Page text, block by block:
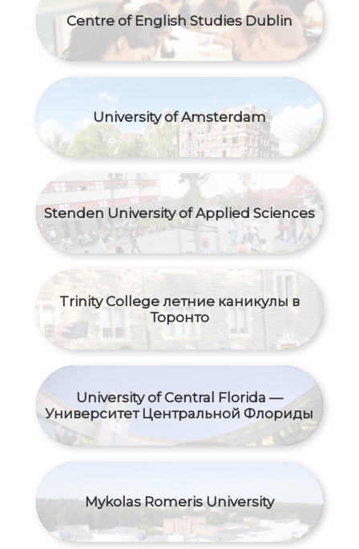
Centre of English Studies Dublin
University of Amsterdam
Stenden University of Applied Sciences
Trinity College летние каникулы в
Торонто
University of Central Florida —
Университет Центральной Флориды
Mykolas Romeris University